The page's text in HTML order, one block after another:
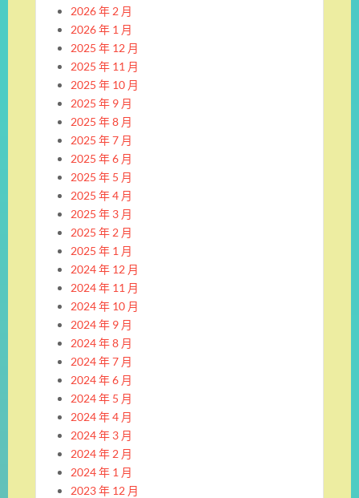
2026 年 2 月
2026 年 1 月
2025 年 12 月
2025 年 11 月
2025 年 10 月
2025 年 9 月
2025 年 8 月
2025 年 7 月
2025 年 6 月
2025 年 5 月
2025 年 4 月
2025 年 3 月
2025 年 2 月
2025 年 1 月
2024 年 12 月
2024 年 11 月
2024 年 10 月
2024 年 9 月
2024 年 8 月
2024 年 7 月
2024 年 6 月
2024 年 5 月
2024 年 4 月
2024 年 3 月
2024 年 2 月
2024 年 1 月
2023 年 12 月